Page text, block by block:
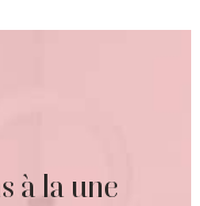
à la une